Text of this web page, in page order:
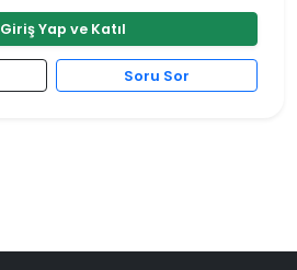
Giriş Yap ve Katıl
Soru Sor